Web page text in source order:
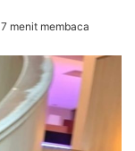
7 menit membaca